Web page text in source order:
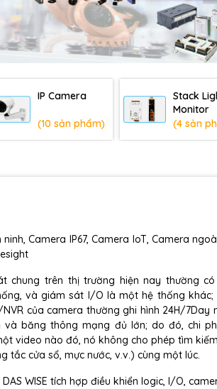
IP Camera
(10 sản phẩm)
Stack
Monitor
(4 sản
Camera IP67, Camera IoT, Camera
chung trên thị trường hiện nay thường
và giám sát I/O là một hệ thống
NVR của camera thường ghi hình 24H/
và băng thông mạng đủ lớn; do đó, chi
video nào đó, nó không cho phép tìm
tắc cửa sổ, mực nước, v.v.) cùng một lúc.
WISE tích hợp điều khiển logic, I/O,